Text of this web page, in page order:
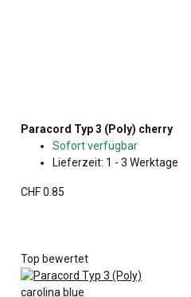
Paracord Typ 3 (Poly) cherry
Sofort verfügbar
Lieferzeit: 1 - 3 Werktage
CHF 0.85
Top bewertet